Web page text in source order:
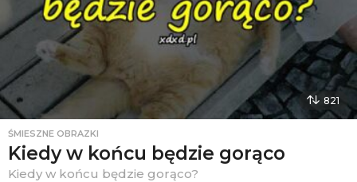
821
ŚMIESZNE OBRAZKI
Kiedy w końcu będzie gorąco
Kiedy w końcu będzie gorąco?